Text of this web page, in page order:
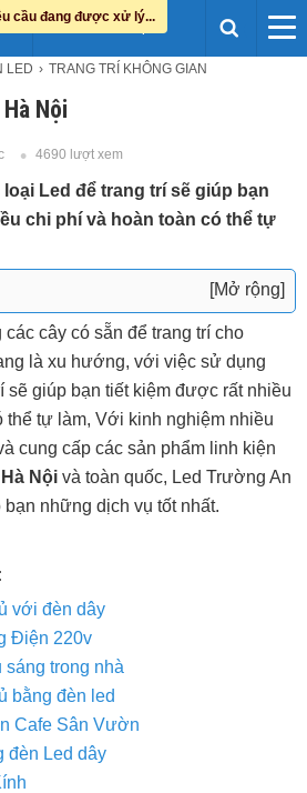
HỖ TRỢ
LED TRANG TRÍ KHÔNG GIAN
Nội
4690 lượt xem
Led để trang trí sẽ giúp bạn
chi phí và hoàn toàn có thể tự
[Mở rộng]
quấn cây
để trang trí cây
cây có sẵn để trang trí cho
là xu hướng, với việc sử dụng
sẽ giúp bạn tiết kiệm được rất nhiều
thể tự làm, Với kinh nghiệm nhiều
cung cấp các sản phẩm linh kiện
Nội và toàn quốc, Led Trường An
những dịch vụ tốt nhất.
với đèn dây
Điện 220v
trong nhà
bằng đèn led
Cafe Sân Vườn
đèn Led dây
cầu đang được xử lý...